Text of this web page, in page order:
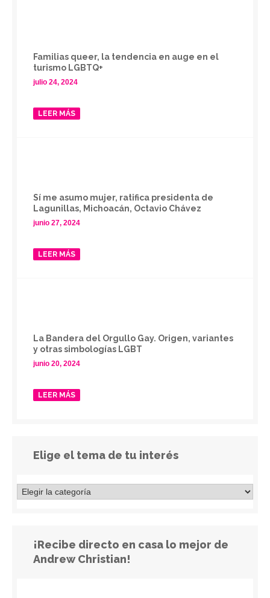
Familias queer, la tendencia en auge en el
turismo LGBTQ+
julio 24, 2024
LEER MÁS
Sí me asumo mujer, ratifica presidenta de
Lagunillas, Michoacán, Octavio Chávez
junio 27, 2024
LEER MÁS
La Bandera del Orgullo Gay. Origen, variantes
y otras simbologías LGBT
junio 20, 2024
LEER MÁS
Elige el tema de tu interés
¡Recibe directo en casa lo mejor de
Andrew Christian!